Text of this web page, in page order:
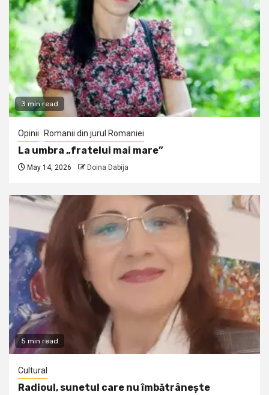
3 min read
Opinii Romanii din jurul Romaniei
La umbra „fratelui mai mare”
May 14, 2026 Doina Dabija
5 min read
Cultural
Radioul, sunetul care nu îmbătrânește